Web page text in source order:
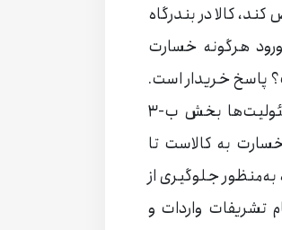
کالا در بندرگاه
هرگونه خسارت
پاسخ خریدار است.
تحویل هنوز انجام‌نشده است اما با توجه به آنچه که در جدول مسئولیت‌ها بخش ب-۳
به کالاست تا
به‌منظور جلوگیری از
تشریفات واردات و